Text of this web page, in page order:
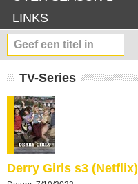
LINKS
TV-Series
Derry Girls s3 (Netflix)